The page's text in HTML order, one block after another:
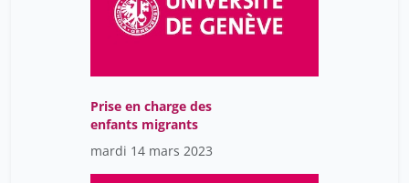
Prise en charge des
enfants migrants
mardi 14 mars 2023